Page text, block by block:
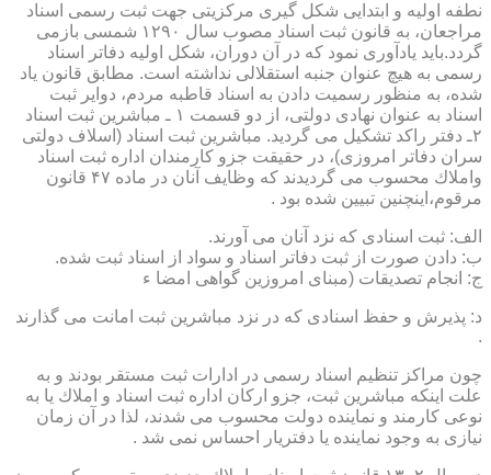
نطفه اولیه و ابتدایی شكل گیری مركزیتی جهت ثبت رسمی اسناد
مراجعان، به قانون ثبت اسناد مصوب سال ۱۲۹۰ شمسی بازمی
گردد.باید یادآوری نمود كه در آن دوران، شكل اولیه دفاتر اسناد
رسمی به هیچ عنوان جنبه استقلالی نداشته است. مطابق قانون یاد
شده، به منظور رسمیت دادن به اسناد قاطبه مردم، دوایر ثبت
اسناد به عنوان نهادی دولتی، از دو قسمت ۱ ـ مباشرین ثبت اسناد
۲ـ دفتر راكد تشكیل می گردید. مباشرین ثبت اسناد (اسلاف دولتی
سران دفاتر امروزی)، در حقیقت جزو كارمندان اداره ثبت اسناد
واملاك محسوب می گردیدند كه وظایف آنان در ماده ۴۷ قانون
مرقوم،اینچنین تبیین شده بود .
الف: ثبت اسنادی كه نزد آنان می آورند.
ب: دادن صورت از ثبت دفاتر اسناد و سواد از اسناد ثبت شده.
ج: انجام تصدیقات (مبنای امروزین گواهی امضا ء
د: پذیرش و حفظ اسنادی كه در نزد مباشرین ثبت امانت می گذارند
.
چون مراكز تنظیم اسناد رسمی در ادارات ثبت مستقر بودند و به
علت اینكه مباشرین ثبت، جزو اركان اداره ثبت اسناد و املاك یا به
نوعی كارمند و نماینده دولت محسوب می شدند، لذا در آن زمان
نیازی به وجود نماینده یا دفتریار احساس نمی شد .